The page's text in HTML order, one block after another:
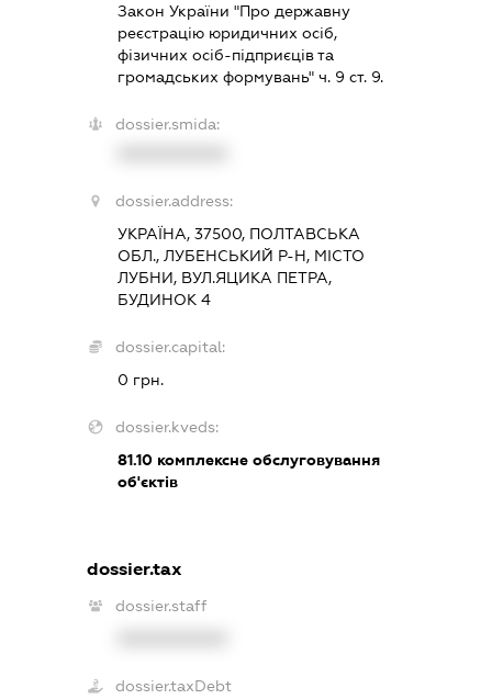
Закон України "Про державну
реєстрацію юридичних осіб,
фізичних осіб-підприєців та
громадських формувань" ч. 9 ст. 9.
dossier.smida:
dossier.address:
УКРАЇНА, 37500, ПОЛТАВСЬКА
ОБЛ., ЛУБЕНСЬКИЙ Р-Н, МІСТО
ЛУБНИ, ВУЛ.ЯЦИКА ПЕТРА,
БУДИНОК 4
dossier.capital:
0 грн.
dossier.kveds:
81.10комплексне обслуговування
об'єктів
dossier.tax
dossier.staff
dossier.taxDebt